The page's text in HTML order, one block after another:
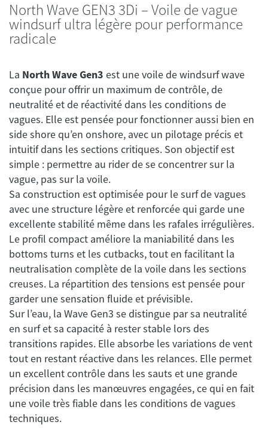
North Wave GEN3 3Di – Voile de vague
windsurf ultra légère pour performance
radicale
La North Wave Gen3 est une voile de windsurf wave
conçue pour offrir un maximum de contrôle, de
neutralité et de réactivité dans les conditions de
vagues. Elle est pensée pour fonctionner aussi bien en
side shore qu’en onshore, avec un pilotage précis et
intuitif dans les sections critiques. Son objectif est
simple : permettre au rider de se concentrer sur la
vague, pas sur la voile.
Sa construction est optimisée pour le surf de vagues
avec une structure légère et renforcée qui garde une
excellente stabilité même dans les rafales irrégulières.
Le profil compact améliore la maniabilité dans les
bottoms turns et les cutbacks, tout en facilitant la
neutralisation complète de la voile dans les sections
creuses. La répartition des tensions est pensée pour
garder une sensation fluide et prévisible.
Sur l’eau, la Wave Gen3 se distingue par sa neutralité
en surf et sa capacité à rester stable lors des
transitions rapides. Elle absorbe les variations de vent
tout en restant réactive dans les relances. Elle permet
un excellent contrôle dans les sauts et une grande
précision dans les manœuvres engagées, ce qui en fait
une voile très fiable dans les conditions de vagues
techniques.